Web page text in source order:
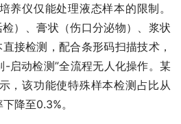
养仪仅能处理液态样本的限制。
）、膏状（伤口分泌物）、浆状
接检测，配合条形码扫描技术，
-启动检测”全流程无人化操作。某
，该功能使特殊样本检测占比从
降至0.3%。